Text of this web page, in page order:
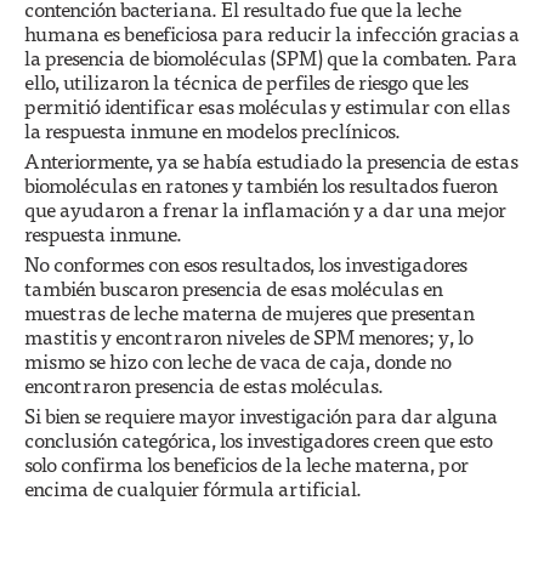
contención bacteriana. El resultado fue que la leche
humana es beneficiosa para reducir la infección gracias a
la presencia de biomoléculas (SPM) que la combaten. Para
ello, utilizaron la técnica de perfiles de riesgo que les
permitió identificar esas moléculas y estimular con ellas
la respuesta inmune en modelos preclínicos.
Anteriormente, ya se había estudiado la presencia de estas
biomoléculas en ratones y también los resultados fueron
que ayudaron a frenar la inflamación y a dar una mejor
respuesta inmune.
No conformes con esos resultados, los investigadores
también buscaron presencia de esas moléculas en
muestras de leche materna de mujeres que presentan
mastitis y encontraron niveles de SPM menores; y, lo
mismo se hizo con leche de vaca de caja, donde no
encontraron presencia de estas moléculas.
Si bien se requiere mayor investigación para dar alguna
conclusión categórica, los investigadores creen que esto
solo confirma los beneficios de la leche materna, por
encima de cualquier fórmula artificial.